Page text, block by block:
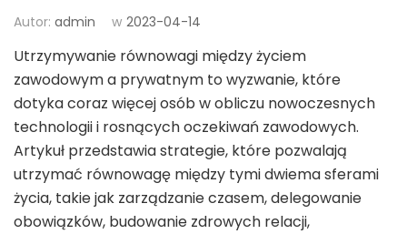
Autor: admin w 2023-04-14
Utrzymywanie równowagi między życiem
zawodowym a prywatnym to wyzwanie, które
dotyka coraz więcej osób w obliczu nowoczesnych
technologii i rosnących oczekiwań zawodowych.
Artykuł przedstawia strategie, które pozwalają
utrzymać równowagę między tymi dwiema sferami
życia, takie jak zarządzanie czasem, delegowanie
obowiązków, budowanie zdrowych relacji,